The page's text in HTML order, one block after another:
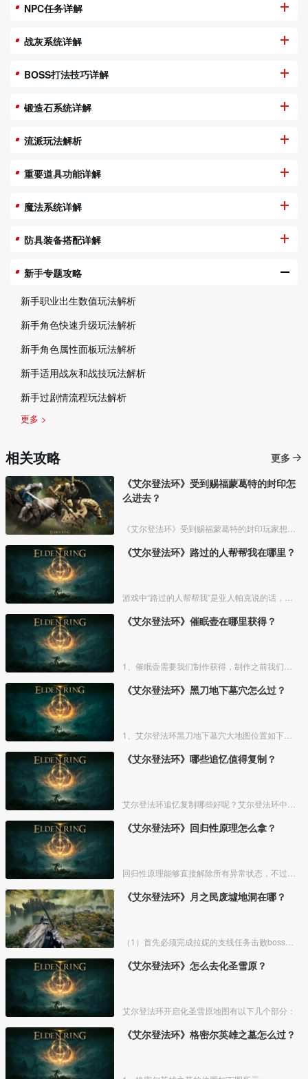
NPC任务详解
战灰系统详解
BOSS打法技巧详解
锻造石系统详解
流派玩法解析
重要道具功能详解
魔法系统详解
防具装备搭配详解
新手专题攻略
新手职业出生数值玩法解析
新手角色快速升级玩法解析
新手角色属性面板玩法解析
新手适用战灰和战技玩法解析
新手过剧情流程玩法解析
更多 >
相关攻略
更多
《艾尔登法环》受到赐福蒙葛特的封印怎
么进去？
《艾尔登法环》路过的人帮帮我在哪里？
《艾尔登法环》催眠壶在哪里获得？
《艾尔登法环》黑刀地下墓穴怎么过？
《艾尔登法环》哪些追忆值得复制？
《艾尔登法环》回归性原理怎么拿？
《艾尔登法环》月之民废墟地洞在哪？
《艾尔登法环》怎么去化圣雪原？
艾尔登法环开启化圣雪原地图有以下几个部分：
《艾尔登法环》格密尔英雄之墓怎么过？